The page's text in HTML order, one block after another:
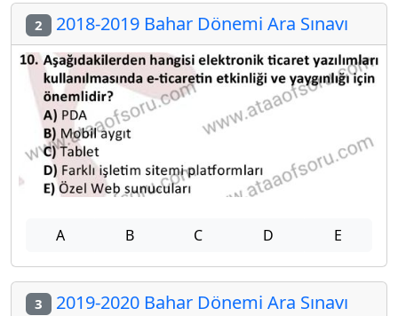
2 2018-2019 Bahar Dönemi Ara Sınavı
A B C D E
3 2019-2020 Bahar Dönemi Ara Sınavı